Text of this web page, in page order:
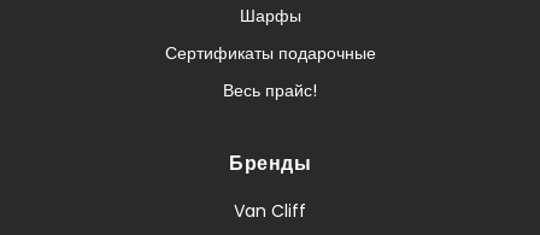
Шарфы
Сертификаты подарочные
Весь прайс!
Бренды
Van Cliff